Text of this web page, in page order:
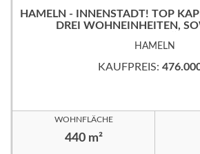
HAMELN - INNENSTADT! TOP
DREI WOHNEINHEITEN,
HAMELN
KAUFPREIS:
WOHNFLÄCHE
440 m²